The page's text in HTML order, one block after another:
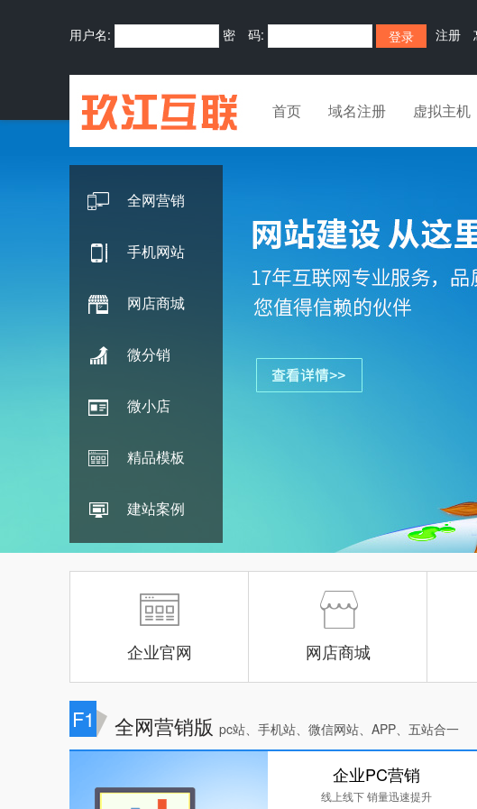
用户名: 密 码: 注册
首页 域名注册 虚拟主机
全网营销
手机网站
网店商城
微分销
微小店
精品模板
建站案例
企业官网 网店商城
F1 全网营销版 pc站、手机站、微信网站、APP、五站合一
企业PC营销
线上线下 销量迅速提升